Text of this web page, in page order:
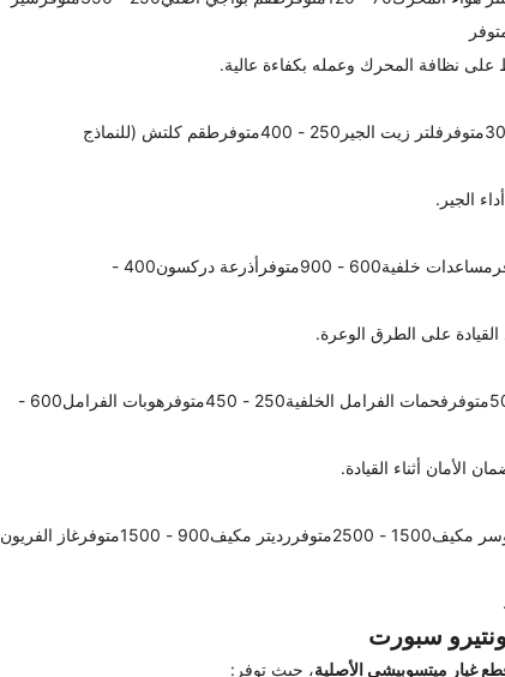
على نظافة المحرك وعمله بكفاءة عالية.
القطعةالسعر (ريال سعودي)التوفرزيت ناقل الحركة الأصلي200 - 300متوفرفلتر زيت الجير250 - 400متوفرطقم كلتش (للنماذج
الجير.
القطعةالسعر (ريال سعودي)التوفرمساعدات أمامية700 - 1000متوفرمساعدات خلفية600 - 900متوفرأذرعة دركسون400 -
على الطرق الوعرة.
القطعةالسعر (ريال سعودي)التوفرفحمات الفرامل الأمامية300 - 500متوفرفحمات الفرامل الخلفية250 - 450متوفرهوبات الفرامل600 -
الأمان أثناء القيادة.
القطعةالسعر (ريال سعودي)التوفرفلتر مكيف100 - 200متوفركمبروسر مكيف1500 - 2500متوفررديتر مكيف900 - 1500متوفرغاز الفريون
سبورت
غيار ميتسوبيشي الأصلية، حيث توفر: